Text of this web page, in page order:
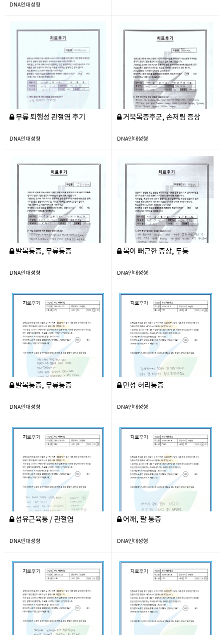
DNA인대성형
무릎 퇴행성 관절염 후기
DNA인대성형
거북목증후군, 손저림 증상
DNA인대성형
발목통증, 무릎통증
DNA인대성형
목이 뻐근한 증상, 두통
DNA인대성형
발목통증, 무릎통증
DNA인대성형
만성 허리통증
DNA인대성형
섬유근육통 / 관절염
DNA인대성형
어깨, 팔 통증
DNA인대성형